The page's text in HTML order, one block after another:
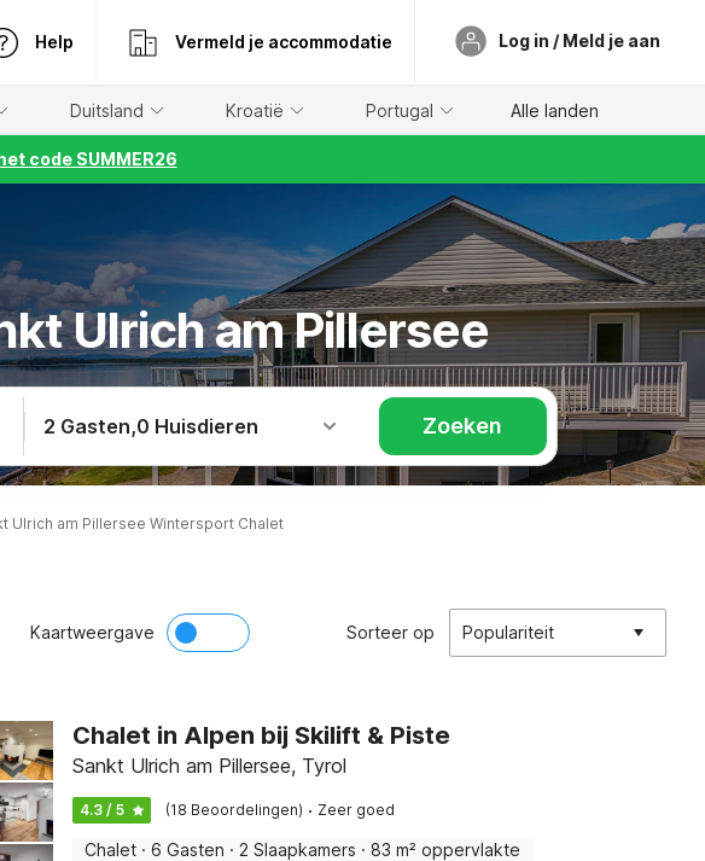
Help Vermeld je accommodatie Log in / Meld je aan
Duitsland Kroatië Portugal Alle landen
code SUMMER26
Ulrich am Pillersee
2 Gasten,0 Huisdieren Zoeken
Ulrich am Pillersee Wintersport Chalet
Kaartweergave Sorteer op Populariteit
Chalet in Alpen bij Skilift & Piste
Sankt Ulrich am Pillersee, Tyrol
4.3 / 5 (18 Beoordelingen) · Zeer goed
Chalet · 6 Gasten · 2 Slaapkamers · 83 m² oppervlakte